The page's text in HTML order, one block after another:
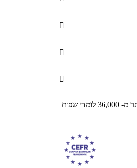



הצטרף ליותר מ- 36,000 לומדי שפות